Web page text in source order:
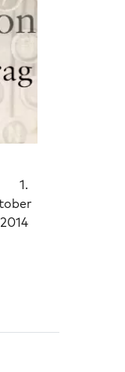
1.
2014